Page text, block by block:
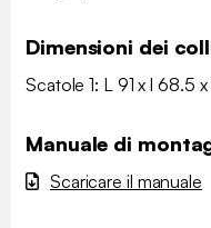
Dimensioni dei
Scatole 1: L 91 x l 68.5
Manuale di
Scaricare il manuale